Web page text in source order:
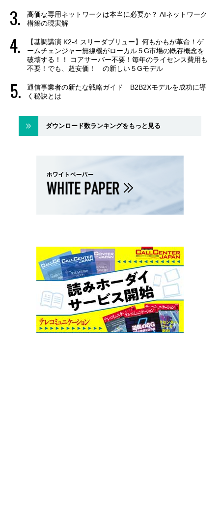
高価な専用ネットワークは本当に必要か？ AIネットワーク
構築の現実解
【基調講演 K2-4 スリーダブリュー】何もかもが革命！ゲ
ームチェンジャー無線機がローカル５G市場の既存概念を
破壊する！！ コアサーバー不要！毎年のライセンス費用も
不要！でも、超安価！ の新しい５Gモデル
通信事業者の新たな戦略ガイド B2B2Xモデルを成功に導
く秘訣とは
ダウンロード数ランキングをもっと見る